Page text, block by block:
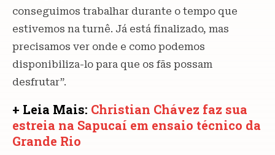
conseguimos trabalhar durante o tempo que
estivemos na turnê. Já está finalizado, mas
precisamos ver onde e como podemos
disponibiliza-lo para que os fãs possam
desfrutar”.
+ Leia Mais: Christian Chávez faz sua
estreia na Sapucaí em ensaio técnico da
Grande Rio